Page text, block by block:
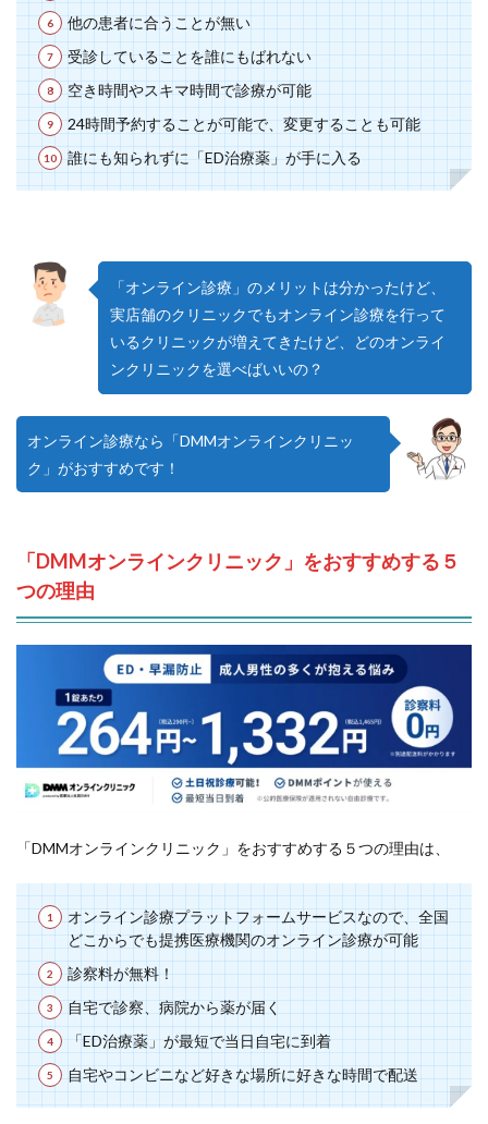
他の患者に合うことが無い
受診していることを誰にもばれない
空き時間やスキマ時間で診療が可能
24時間予約することが可能で、変更することも可能
誰にも知られずに「ED治療薬」が手に入る
「オンライン診療」のメリットは分かったけど、
実店舗のクリニックでもオンライン診療を行って
いるクリニックが増えてきたけど、どのオンライ
ンクリニックを選べばいいの？
オンライン診療なら「DMMオンラインクリニッ
ク」がおすすめです！
「DMMオンラインクリニック」をおすすめする５
つの理由
「DMMオンラインクリニック」をおすすめする５つの理由は、
オンライン診療プラットフォームサービスなので、全国
どこからでも提携医療機関のオンライン診療が可能
診察料が無料！
自宅で診察、病院から薬が届く
「ED治療薬」が最短で当日自宅に到着
自宅やコンビニなど好きな場所に好きな時間で配送